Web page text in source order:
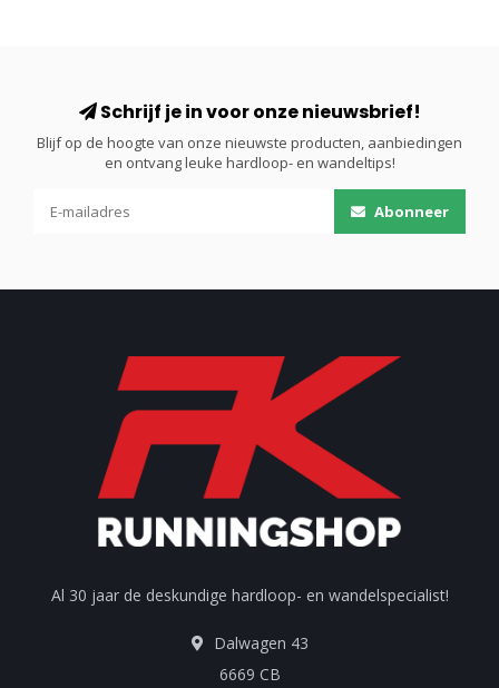
Schrijf je in voor onze nieuwsbrief!
Blijf op de hoogte van onze nieuwste producten, aanbiedingen
en ontvang leuke hardloop- en wandeltips!
Abonneer
Al 30 jaar de deskundige hardloop- en wandelspecialist!
Dalwagen 43
6669 CB